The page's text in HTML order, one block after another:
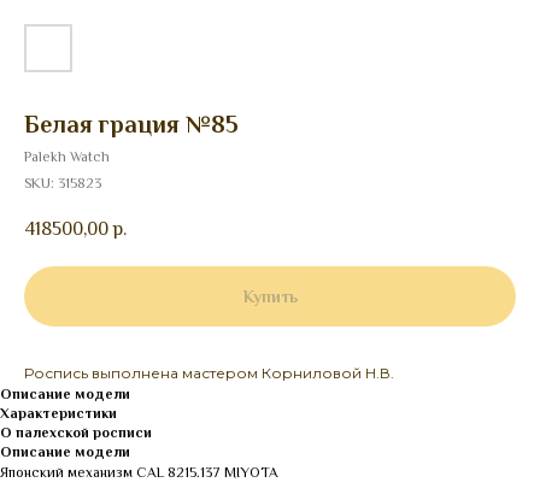
Белая грация №85
Palekh Watch
SKU: 315823
418500,00 р.
Купить
Роспись выполнена мастером Корниловой Н.В.
Описание модели
Характеристики
О палехской росписи
Описание модели
Японский механизм CAL 8215.137 MIYOTA